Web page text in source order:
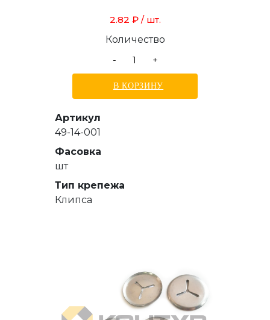
2.82 ₽ / шт.
Количество
-
+
В КОРЗИНУ
Артикул
49-14-001
Фасовка
шт
Тип крепежа
Клипса